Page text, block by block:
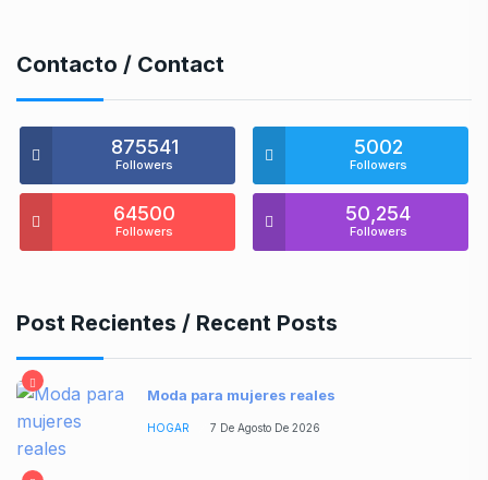
Contacto / Contact
875541
Followers
5002
Followers
64500
Followers
50,254
Followers
Post Recientes / Recent Posts
Moda para mujeres reales
HOGAR 7 De Agosto De 2026